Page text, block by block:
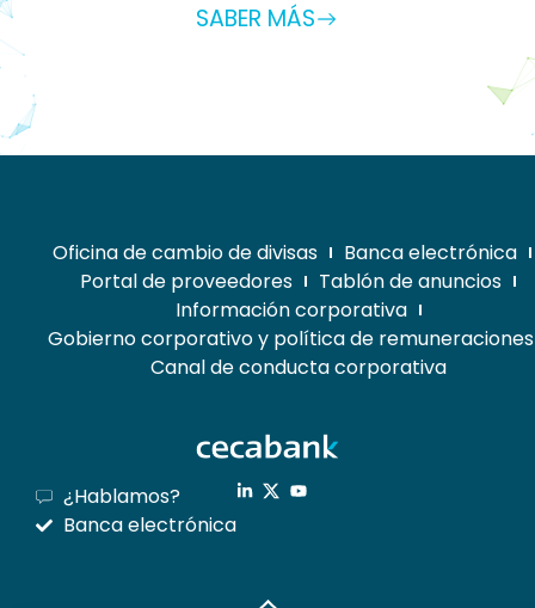
SABER MÁS
Oficina de cambio de divisas
Banca electrónica
Portal de proveedores
Tablón de anuncios
Información corporativa
Gobierno corporativo y política de remuneraciones
Canal de conducta corporativa
¿Hablamos?
Banca electrónica